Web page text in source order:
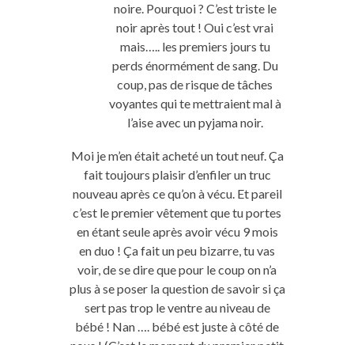
noire. Pourquoi ? C’est triste le
noir après tout ! Oui c’est vrai
mais….. les premiers jours tu
perds énormément de sang. Du
coup, pas de risque de tâches
voyantes qui te mettraient mal à
l’aise avec un pyjama noir.
Moi je m’en était acheté un tout neuf. Ça
fait toujours plaisir d’enfiler un truc
nouveau après ce qu’on à vécu. Et pareil
c’est le premier vêtement que tu portes
en étant seule après avoir vécu 9 mois
en duo ! Ça fait un peu bizarre, tu vas
voir, de se dire que pour le coup on n’a
plus à se poser la question de savoir si ça
sert pas trop le ventre au niveau de
bébé ! Nan …. bébé est juste à côté de